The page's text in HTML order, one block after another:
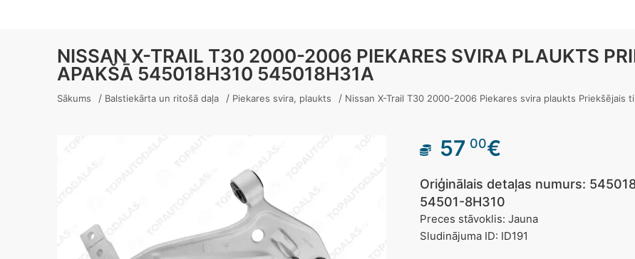
NISSAN X-TRAIL T30 2000-2006 PIEKARES SVIRA PLAUKTS
APAKŠĀ 545018H310 545018H31A
Sākums / Balstiekārta un ritošā daļa / Piekares svira, plaukts / Nissan X-Trail T30 2000-2006 Piekares svira plaukts Priekšējais
57 00€
Oriģinālais detaļas numurs:
54501-8H310
Preces stāvoklis: Jauna
Sludinājuma ID: ID191